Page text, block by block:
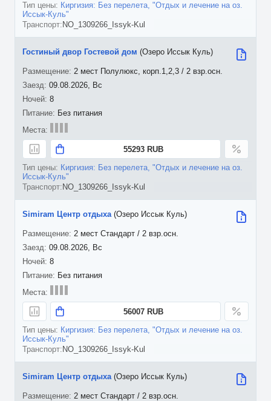
Киргизия: Без перелета, "Отдых и лечение на оз.
Иссык-Куль"
NO_1309266_Issyk-Kul
09.08.2026, Вс
8
Гостиный двор Гостевой дом (Озеро Иссык Куль)
2 мест Полулюкс, корп.1,2,3 / 2 взр.осн.
Без питания
55293 RUB
Киргизия: Без перелета, "Отдых и лечение на оз.
Иссык-Куль"
NO_1309266_Issyk-Kul
09.08.2026, Вс
8
Simiram Центр отдыха(Озеро Иссык Куль)
2 мест Стандарт / 2 взр.осн.
Без питания
56007 RUB
Киргизия: Без перелета, "Отдых и лечение на оз.
Иссык-Куль"
NO_1309266_Issyk-Kul
Simiram Центр отдыха(Озеро Иссык Куль)
2 мест Стандарт / 2 взр.осн.